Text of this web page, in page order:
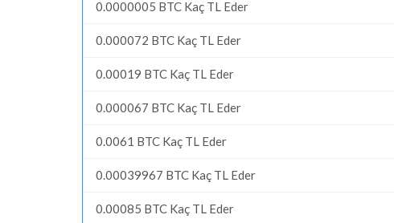
0.0000005 BTC Kaç TL Eder
0.000072 BTC Kaç TL Eder
0.00019 BTC Kaç TL Eder
0.000067 BTC Kaç TL Eder
0.0061 BTC Kaç TL Eder
0.00039967 BTC Kaç TL Eder
0.00085 BTC Kaç TL Eder